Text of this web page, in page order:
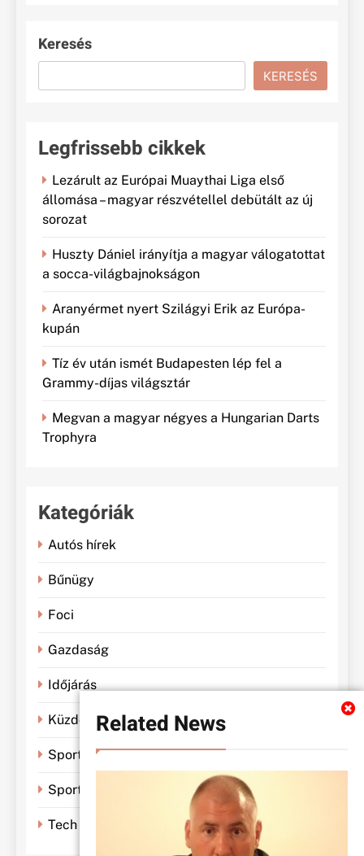
Related News
Keresés
KERESÉS
Legfrissebb cikkek
Lezárult az Európai Muaythai Liga első
állomása – magyar részvétellel debütált az új
sorozat
Huszty Dániel irányítja a magyar válogatottat
a socca-világbajnokságon
Aranyérmet nyert Szilágyi Erik az Európa-
kupán
Tíz év után ismét Budapesten lép fel a
Grammy-díjas világsztár
Megvan a magyar négyes a Hungarian Darts
Trophyra
Kategóriák
Autós hírek
Bűnügy
Foci
Gazdaság
Időjárás
Küzdősportok
Sportbánya
Sporthírek
Tech